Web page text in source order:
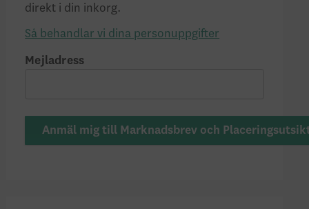
direkt i din inkorg.
Så behandlar vi dina personuppgifter
Mejladress
Anmäl mig till Marknadsbrev och